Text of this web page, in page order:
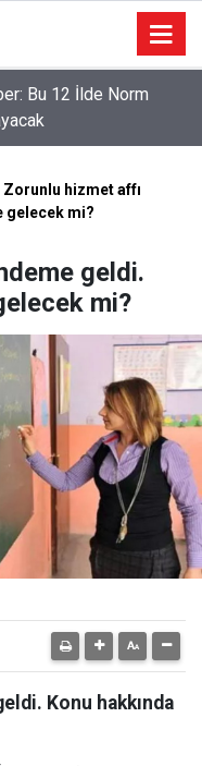
MEB E-Sınav Görev
Zorunlu hizmet affı
gelecek mi?
geldi.
mi?
Konu hakkında